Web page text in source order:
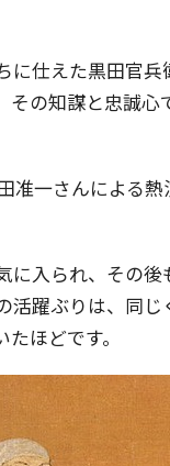
仕えた黒田官兵
その知謀と忠誠心
准一さんによる
に入られ、その
活躍ぶりは、同じ
ほどです。